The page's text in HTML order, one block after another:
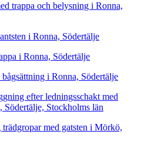
trappa och belysning i Ronna,
i Ronna, Södertälje
i Ronna, Södertälje
i Ronna, Södertälje
efter ledningsschakt med
Södertälje, Stockholms län
med gatsten i Mörkö,